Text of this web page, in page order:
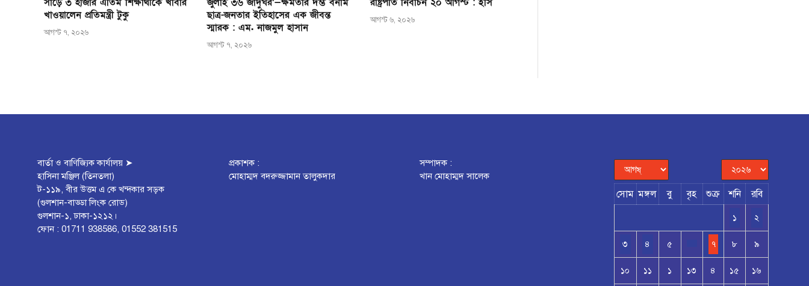
খাওয়ালেন প্রতিমন্ত্রী টুকু
আগস্ট ৭, ২০২৬
ছাত্র-জনতার ইতিহাসের এক জীবন্ত
স্মারক : এম. নাজমুল হাসান
আগস্ট ৭, ২০২৬
আগস্ট ৬, ২০২৬
বার্তা ও বাণিজ্যিক কার্যালয় ➤
হাসিনা মঞ্জিল (তিনতলা)
ট-১১৯, বীর উত্তম এ কে খন্দকার সড়ক
(গুলশান-বাড্ডা লিংক রোড)
গুলশান-১, ঢাকা-১২১২।
ফোন : 01711 938586, 01552 381515
প্রকাশক :
মোহাম্মদ বদরুজ্জামান তালুকদার
সম্পাদক :
খান মোহাম্মদ সালেক
সোম মঙ্গল বু বৃহ শুক্র শনি রবি
১ ২
৩ ৪ ৫ ৭ ৮ ৯
১০ ১১ ১ ১৩ ৪ ১৫ ১৬